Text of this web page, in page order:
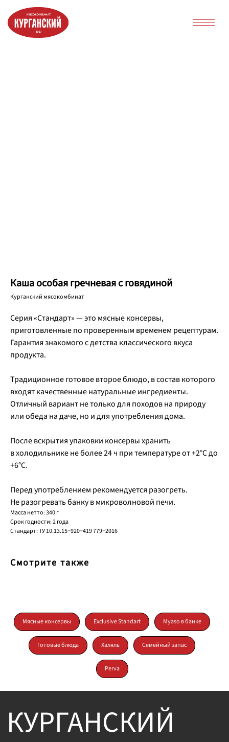
Каша особая гречневая с говядиной
Курганский мясокомбинат
Серия «Стандарт» — это мясные консервы,
приготовленные по проверенным временем рецептурам.
Гарантия знакомого с детства классического вкуса
продукта.
Традиционное готовое второе блюдо, в состав которого
входят качественные натуральные ингредиенты.
Отличный вариант не только для походов на природу
или обеда на даче, но и для употребления дома.
После вскрытия упаковки консервы хранить
в холодильнике не более 24 ч при температуре от +2°С до
+6°С.
Перед употреблением рекомендуется разогреть.
Не разогревать банку в микроволновой печи.
Масса нетто: 340 г
Срок годности: 2 года
Стандарт: ТУ 10.13.15−920−419 779−2016
Смотрите также
Мясные консервы Exclusive Standart Myaso в банке
Готовые блюда Халяль Семейный запас
Perva
Консервация
площадка
для регистрации
Колбасные изделия
Разделы Каталог
КУРГАНСКИЙ
МЯСОКОМБИНАТ
«СТАНДАРТ»
О компании
Карьера
Новости
8 800 250-42-39
Вконтакте